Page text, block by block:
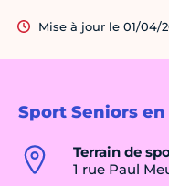
Sport Seniors
Terrain de
1 rue Paul
Mise à jour le 01/04/